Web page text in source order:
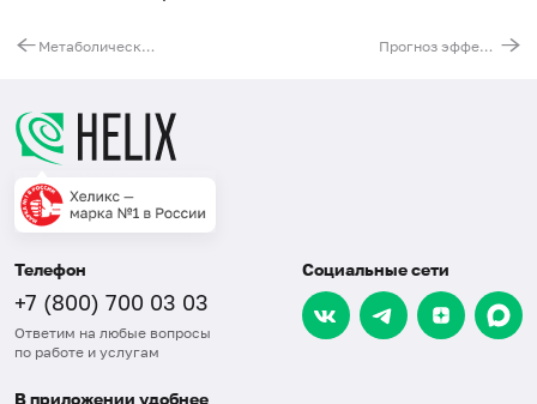
Метаболический баланс Прогноз эффективности АСИТ: Злаковые травы
Телефон
+7 (800) 700 03 03
Ответим на любые вопросы
по работе и услугам
Социальные сети
В приложении удобнее